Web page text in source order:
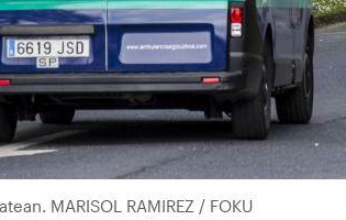
MARISOL RAMIREZ / FOKU